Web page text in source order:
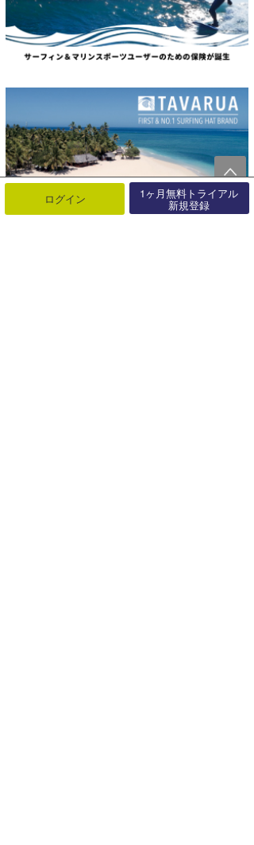
ログイン 1ヶ月無料トライアル
新規登録